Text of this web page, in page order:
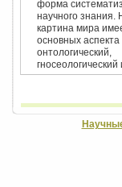
форма
научного знания.
картина мира
основных аспекта
онтологический,
гносеологический